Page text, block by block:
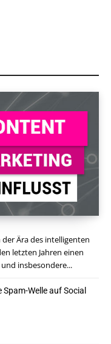
Ära des intelligenten
letzten Jahren einen
insbesondere...
Welle auf Social